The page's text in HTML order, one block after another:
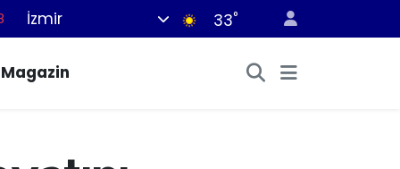
İzmir 33°
Magazin